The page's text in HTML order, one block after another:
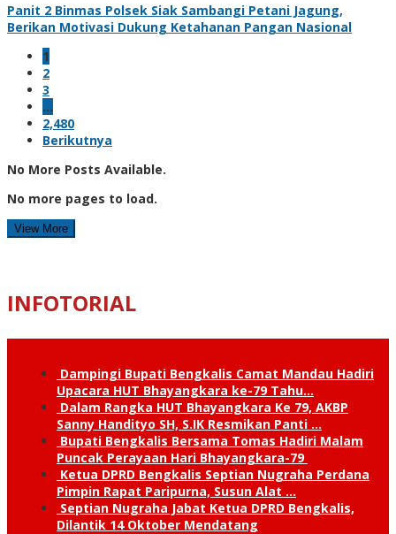
Panit 2 Binmas Polsek Siak Sambangi Petani Jagung,
Berikan Motivasi Dukung Ketahanan Pangan Nasional
1
2
3
…
2,480
Berikutnya
No More Posts Available.
No more pages to load.
View More
INFOTORIAL
Dampingi Bupati Bengkalis Camat Mandau Hadiri
Upacara HUT Bhayangkara ke-79 Tahu…
Dalam Rangka HUT Bhayangkara Ke 79, AKBP
Sanny Handityo SH, S.IK Resmikan Panti …
Bupati Bengkalis Bersama Tomas Hadiri Malam
Puncak Perayaan Hari Bhayangkara-79
Ketua DPRD Bengkalis Septian Nugraha Perdana
Pimpin Rapat Paripurna, Susun Alat …
Septian Nugraha Jabat Ketua DPRD Bengkalis,
Dilantik 14 Oktober Mendatang